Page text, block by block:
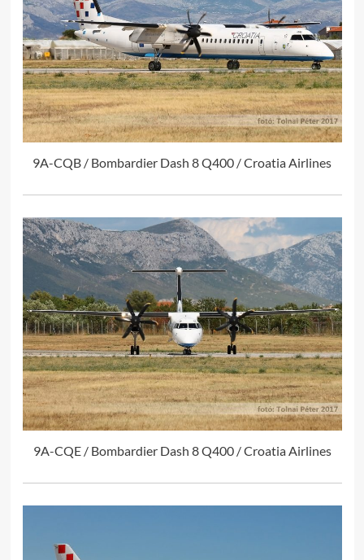
9A-CQB / Bombardier Dash 8 Q400 / Croatia Airlines
9A-CQE / Bombardier Dash 8 Q400 / Croatia Airlines